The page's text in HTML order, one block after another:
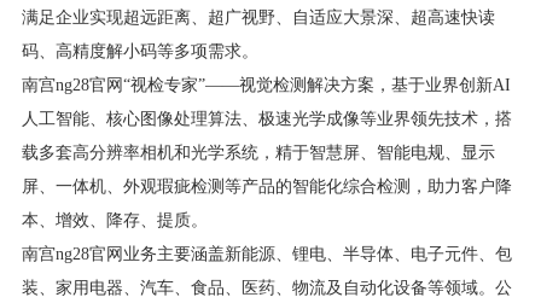
满足企业实现超远距离、超广视野、自适应大景深、超高速快读
码、高精度解小码等多项需求。
南宫ng28官网“视检专家”——视觉检测解决方案，基于业界创新AI
人工智能、核心图像处理算法、极速光学成像等业界领先技术，搭
载多套高分辨率相机和光学系统，精于智慧屏、智能电规、显示
屏、一体机、外观瑕疵检测等产品的智能化综合检测，助力客户降
本、增效、降存、提质。
南宫ng28官网业务主要涵盖新能源、锂电、半导体、电子元件、包
装、家用电器、汽车、食品、医药、物流及自动化设备等领域。公